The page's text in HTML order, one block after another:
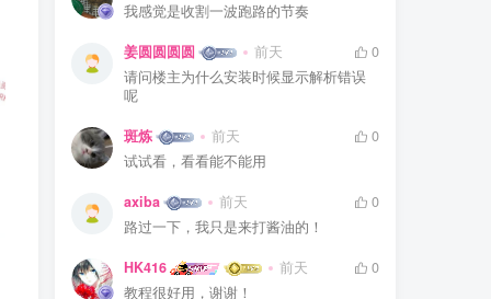
我感觉是收割一波跑路的节奏
姜圆圆圆圆 前天
0
请问楼主为什么安装时候显示解析错误
呢
斑炼 前天
0
试试看，看看能不能用
axiba 前天
0
路过一下，我只是来打酱油的！
HK416 前天
0
教程很好用，谢谢！